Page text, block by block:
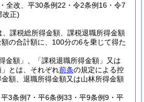
全改、平30条例22・令2条例16・令7
改正)
、課税総所得金額、課税退職所得金額
の合計額に、100分の6を乗じて得た
金額」、「課税退職所得金額」又は
」とは、それぞれ前条の規定による控
額、退職所得金額又は山林所得金額
3条例7・平6条例33・平9条例9・平